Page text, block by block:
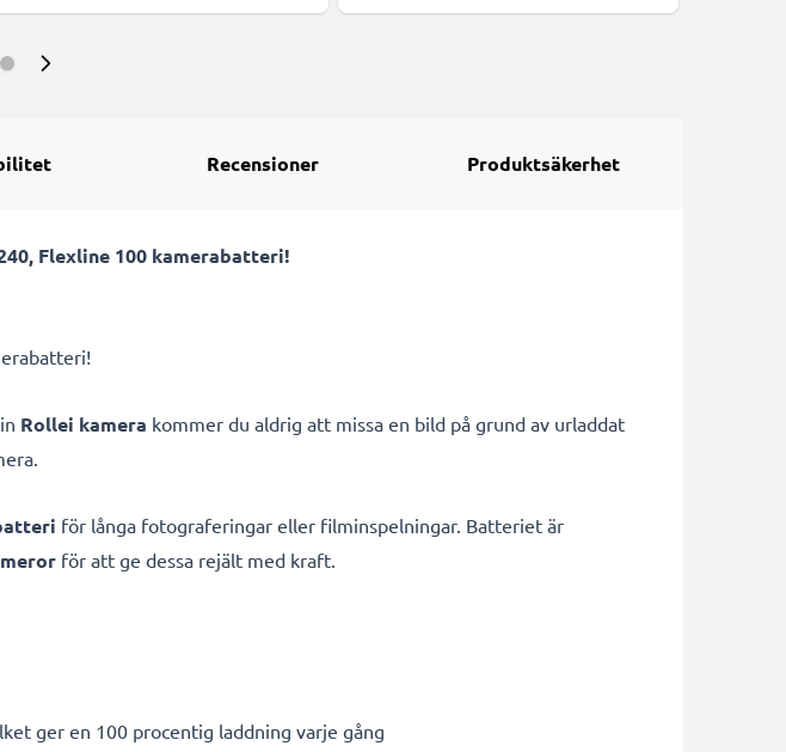
Recensioner Produktsäkerhet
Flexline 100 kamerabatteri!
Rollei kamera kommer du aldrig att missa en bild på grund av urladdat
för långa fotograferingar eller filminspelningar. Batteriet är
för att ge dessa rejält med kraft.
ger en 100 procentig laddning varje gång